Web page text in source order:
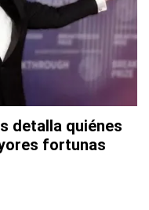
detalla quiénes
fortunas